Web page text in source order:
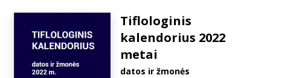
Tiflologinis
kalendorius 2022
metai
datos ir žmonės